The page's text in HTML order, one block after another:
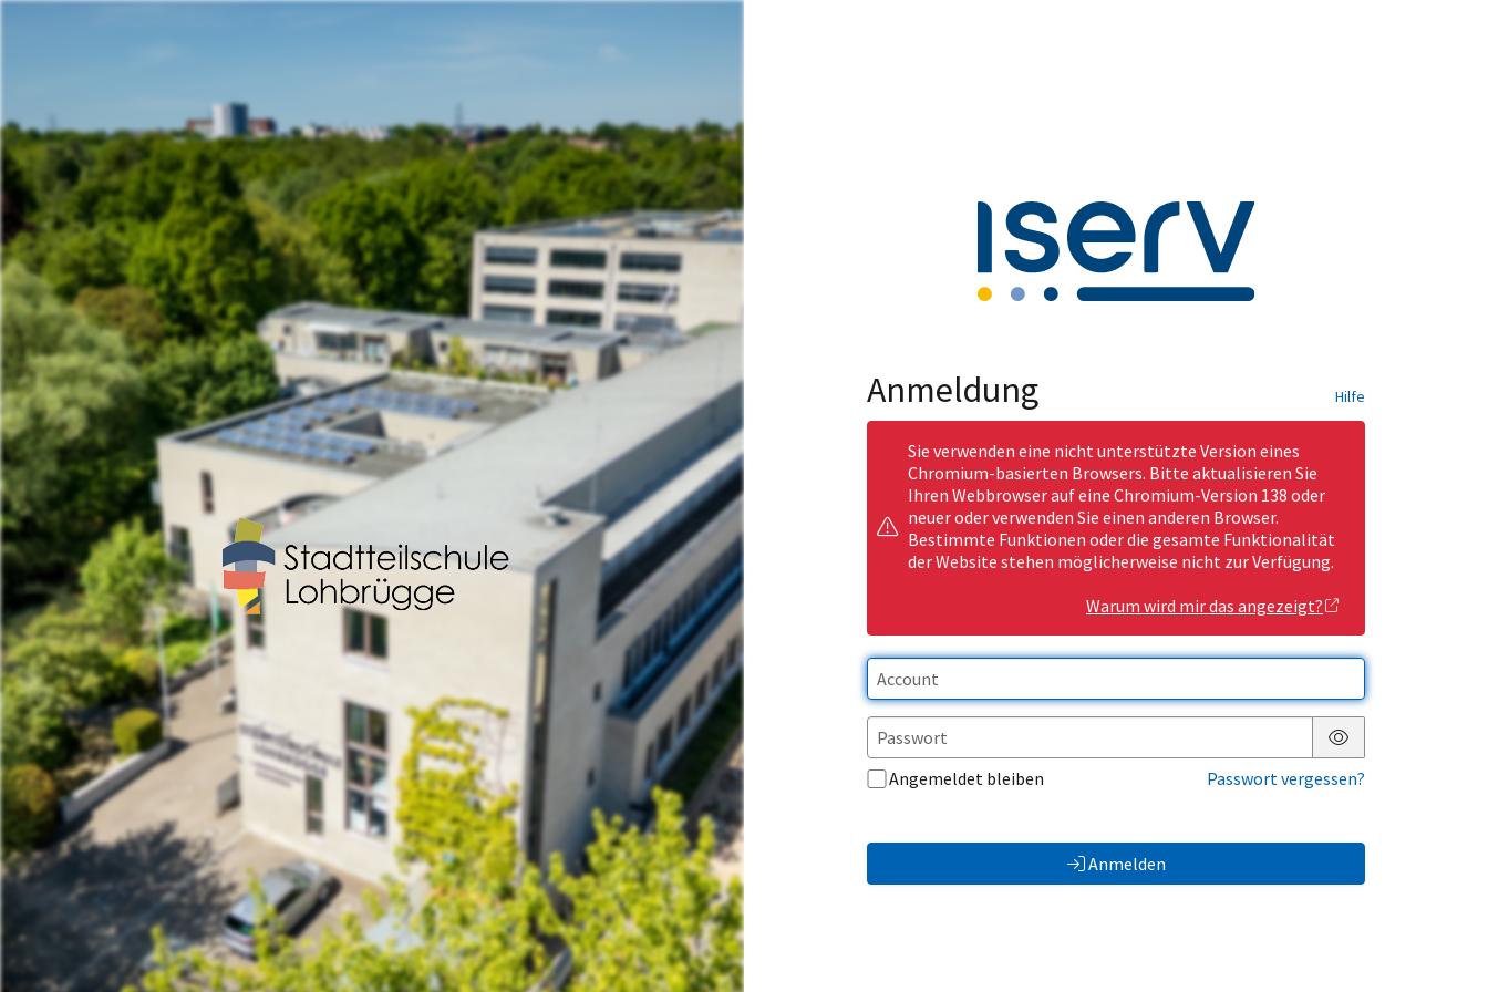
Anmeldung Hilfe
Sie verwenden eine nicht unterstützte Version eines
Chromium-basierten Browsers. Bitte aktualisieren Sie
Ihren Webbrowser auf eine Chromium-Version 138 oder
neuer oder verwenden Sie einen anderen Browser.
Bestimmte Funktionen oder die gesamte Funktionalität
der Website stehen möglicherweise nicht zur Verfügung.
Warum wird mir das angezeigt?
Passwort anzeigen
Angemeldet bleiben
Passwort vergessen?
Anmelden